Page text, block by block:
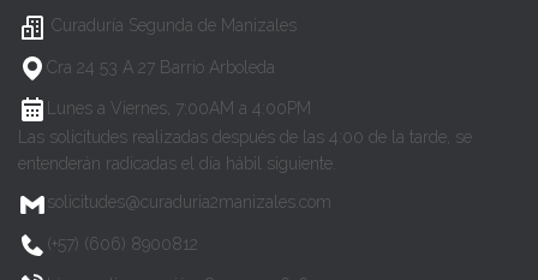
Curaduría Segunda de Manizales
Cra 24 53 A 27 Barrio Arboleda
Lunes a Viernes, 7:00AM a 4:00PM
Las solicitudes realizadas después de las 4:00 de la tarde, se
entenderán radicadas el día hábil siguiente.
solicitudes@curaduria2manizales.com
(+57) (606) 8900812